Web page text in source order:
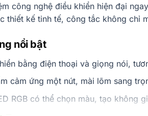
công nghệ điều khiển hiện đại
thiết kế tinh tế, công tắc không chỉ
nổi bật
bằng điện thoại và giọng nói,
cảm ứng một nút, mài lõm sang
RGB có thể chọn màu, tạo không